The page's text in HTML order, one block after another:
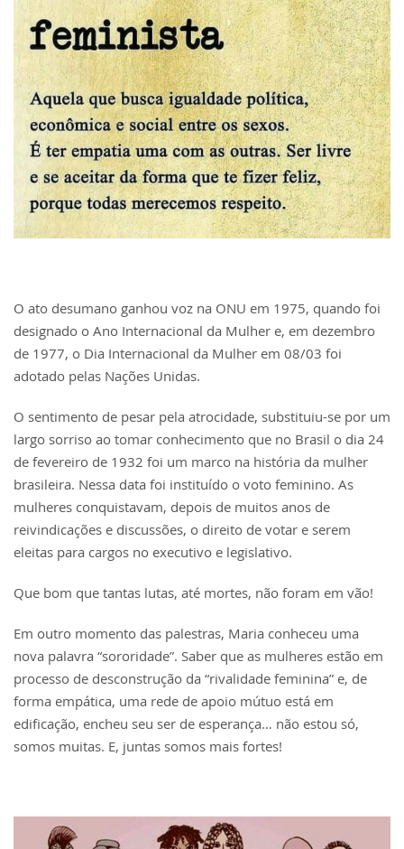
O ato desumano ganhou voz na ONU em 1975, quando foi
designado o Ano Internacional da Mulher e, em dezembro
de 1977, o Dia Internacional da Mulher em 08/03 foi
adotado pelas Nações Unidas.
O sentimento de pesar pela atrocidade, substituiu-se por um
largo sorriso ao tomar conhecimento que no Brasil o dia 24
de fevereiro de 1932 foi um marco na história da mulher
brasileira. Nessa data foi instituído o voto feminino. As
mulheres conquistavam, depois de muitos anos de
reivindicações e discussões, o direito de votar e serem
eleitas para cargos no executivo e legislativo.
Que bom que tantas lutas, até mortes, não foram em vão!
Em outro momento das palestras, Maria conheceu uma
nova palavra “sororidade”. Saber que as mulheres estão em
processo de desconstrução da “rivalidade feminina” e, de
forma empática, uma rede de apoio mútuo está em
edificação, encheu seu ser de esperança… não estou só,
somos muitas. E, juntas somos mais fortes!